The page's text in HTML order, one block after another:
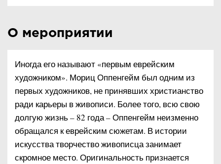
О мероприятии
Иногда его называют «первым еврейским
художником». Мориц Оппенгейм был одним из
первых художников, не принявших христианство
ради карьеры в живописи. Более того, всю свою
долгую жизнь – 82 года – Оппенгейм неизменно
обращался к еврейским сюжетам. В истории
искусства творчество живописца занимает
скромное место. Оригинальность признается